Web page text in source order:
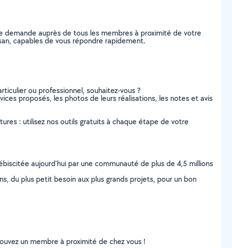
demande auprès de tous les membres à proximité de votre
capables de vous répondre rapidement.
ou professionnel, souhaitez-vous ?
proposés, les photos de leurs réalisations, les notes et avis
: utilisez nos outils gratuits à chaque étape de votre
aujourd’hui par une communauté de plus de 4,5 millions
du plus petit besoin aux plus grands projets, pour un bon
un membre à proximité de chez vous !